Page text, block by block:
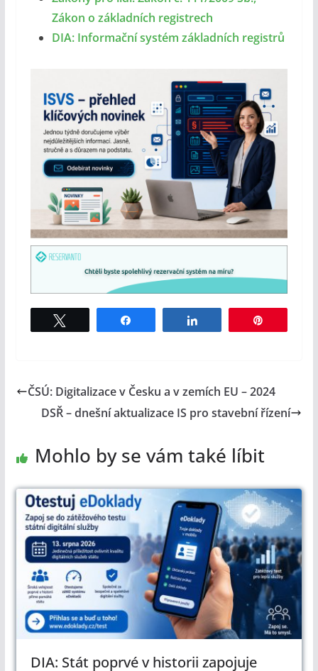
Zákon o základních registrech
DIA: Informační systém základních registrů
ČSÚ: Digitalizace v Česku a v zemích EU – 2024
DSŘ – dnešní aktualizace IS pro stavební řízení
Mohlo by se vám také líbit
DIA: Stát poprvé v historii zapojuje